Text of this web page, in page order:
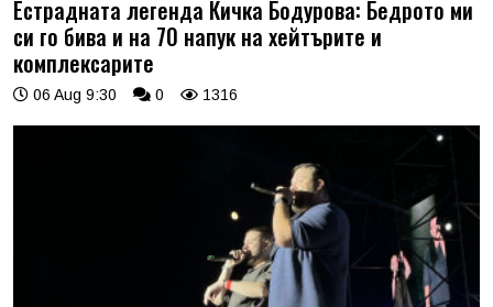
Естрадната легенда Кичка Бодурова: Бедрото ми
си го бива и на 70 напук на хейтърите и
комплексарите
06 Aug 9:30 0 1316